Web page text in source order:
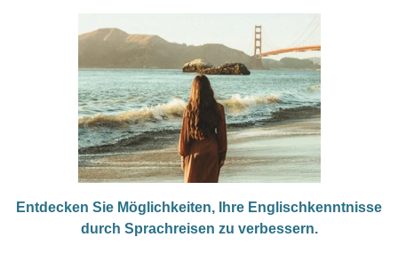
Entdecken Sie Möglichkeiten, Ihre Englischkenntnisse
durch Sprachreisen zu verbessern.